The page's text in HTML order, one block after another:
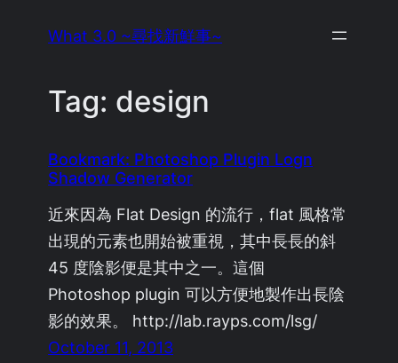
What 3.0 ~尋找新鮮事~
Tag: design
Bookmark: Photoshop Plugin Logn
Shadow Generator
近來因為 Flat Design 的流行，flat 風格常
出現的元素也開始被重視，其中長長的斜
45 度陰影便是其中之一。這個
Photoshop plugin 可以方便地製作出長陰
影的效果。 http://lab.rayps.com/lsg/
October 11, 2013